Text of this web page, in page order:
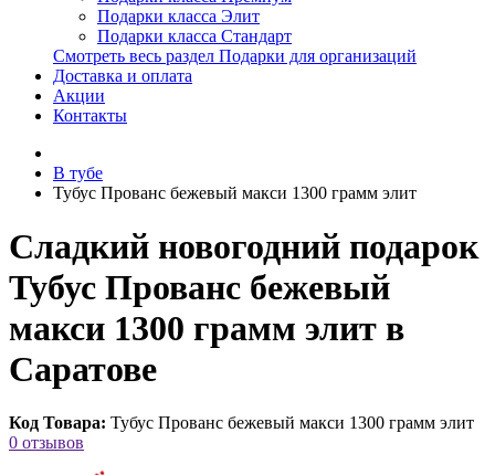
Подарки класса Элит
Подарки класса Стандарт
Смотреть весь раздел Подарки для организаций
Доставка и оплата
Акции
Контакты
В тубе
Тубус Прованс бежевый макси 1300 грамм элит
Сладкий новогодний подарок
Тубус Прованс бежевый
макси 1300 грамм элит в
Саратове
Код Товара: Тубус Прованс бежевый макси 1300 грамм элит
0 отзывов